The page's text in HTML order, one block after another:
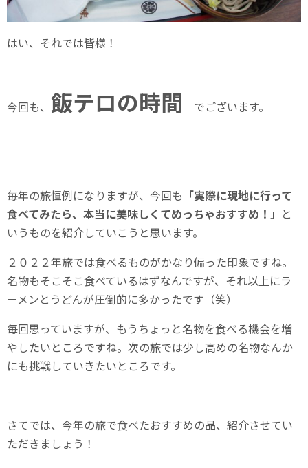
はい、それでは皆様！
今回も、 飯テロの時間 でございます。
毎年の旅恒例になりますが、今回も 「実際に現地に行って
食べてみたら、本当に美味しくてめっちゃおすすめ！」 と
いうものを紹介していこうと思います。
２０２２年旅では食べるものがかなり偏った印象ですね。
名物もそこそこ食べているはずなんですが、それ以上にラ
ーメンとうどんが圧倒的に多かったです（笑）
毎回思っていますが、もうちょっと名物を食べる機会を増
やしたいところですね。次の旅では少し高めの名物なんか
にも挑戦していきたいところです。
さてでは、今年の旅で食べたおすすめの品、紹介させてい
ただきましょう！